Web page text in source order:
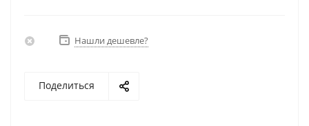
Нашли дешевле?
Поделиться